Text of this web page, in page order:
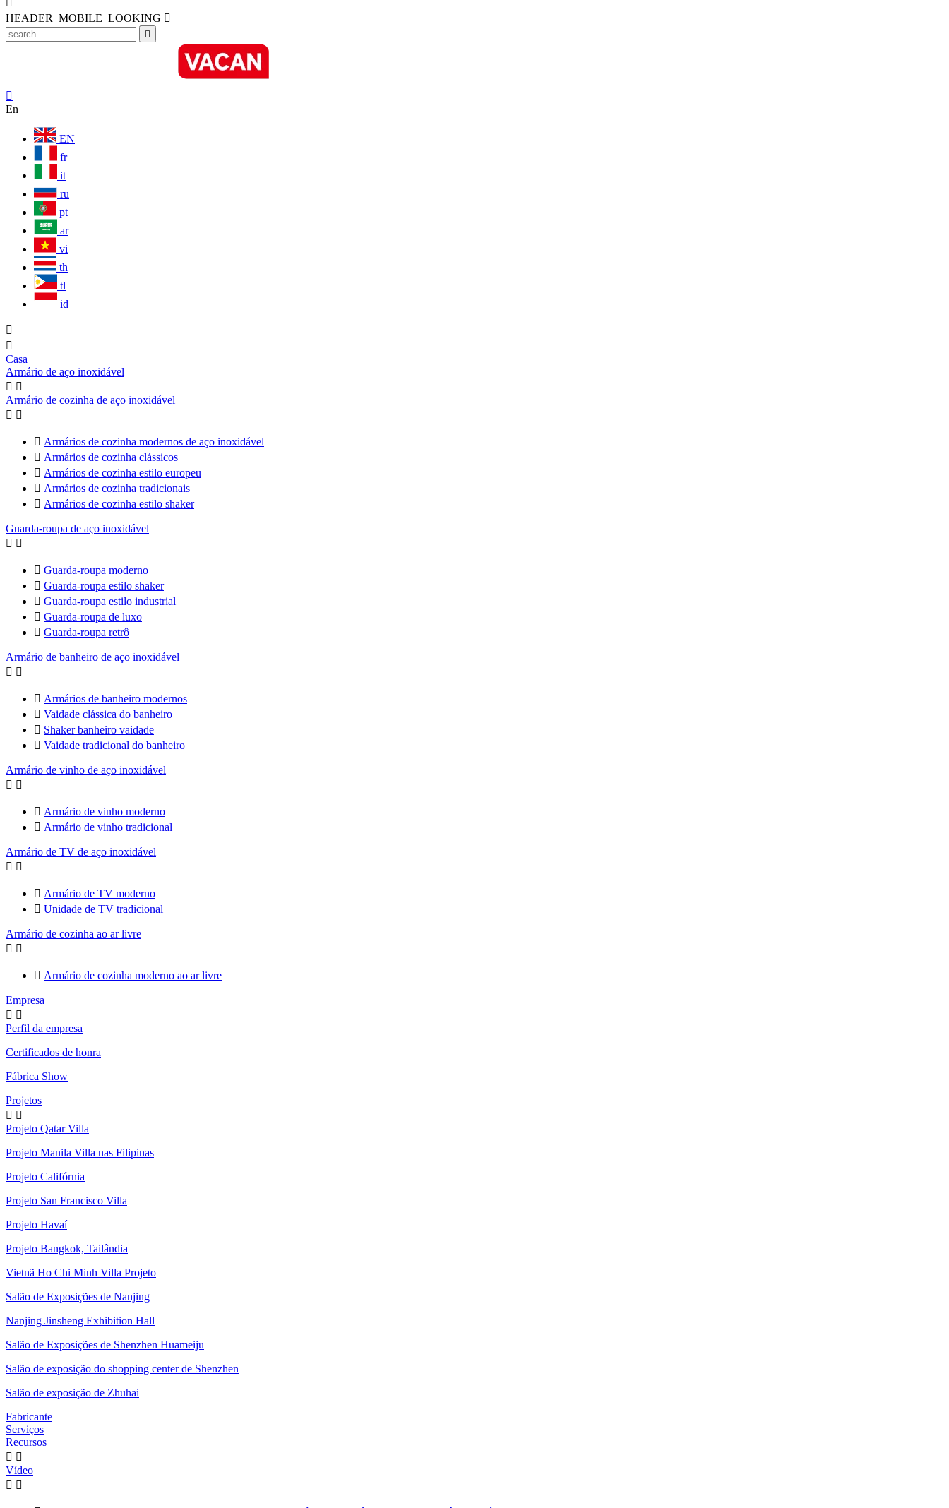

HEADER_MOBILE_LOOKING 


En
EN
fr
it
ru
pt
ar
vi
th
tl
id


Casa
Armário de aço inoxidável
 
Armário de cozinha de aço inoxidável
 
 Armários de cozinha modernos de aço inoxidável
 Armários de cozinha clássicos
 Armários de cozinha estilo europeu
 Armários de cozinha tradicionais
 Armários de cozinha estilo shaker
Guarda-roupa de aço inoxidável
 
 Guarda-roupa moderno
 Guarda-roupa estilo shaker
 Guarda-roupa estilo industrial
 Guarda-roupa de luxo
 Guarda-roupa retrô
Armário de banheiro de aço inoxidável
 
 Armários de banheiro modernos
 Vaidade clássica do banheiro
 Shaker banheiro vaidade
 Vaidade tradicional do banheiro
Armário de vinho de aço inoxidável
 
 Armário de vinho moderno
 Armário de vinho tradicional
Armário de TV de aço inoxidável
 
 Armário de TV moderno
 Unidade de TV tradicional
Armário de cozinha ao ar livre
 
 Armário de cozinha moderno ao ar livre
Empresa
 
Perfil da empresa
Certificados de honra
Fábrica Show
Projetos
 
Projeto Qatar Villa
Projeto Manila Villa nas Filipinas
Projeto Califórnia
Projeto San Francisco Villa
Projeto Havaí
Projeto Bangkok, Tailândia
Vietnã Ho Chi Minh Villa Projeto
Salão de Exposições de Nanjing
Nanjing Jinsheng Exhibition Hall
Salão de Exposições de Shenzhen Huameiju
Salão de exposição do shopping center de Shenzhen
Salão de exposição de Zhuhai
Fabricante
Serviços
Recursos
 
Vídeo
 